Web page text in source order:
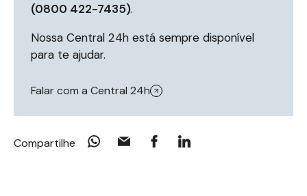
(0800 422-7435).
Nossa Central 24h está sempre disponível
para te ajudar.
Falar com a Central 24h
Compartilhe